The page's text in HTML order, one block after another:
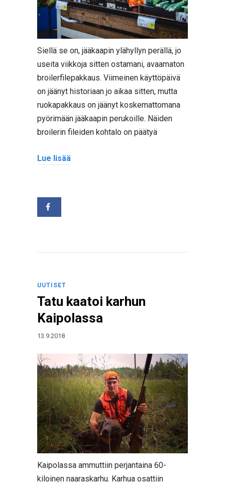
Siellä se on, jääkaapin ylähyllyn perällä, jo
useita viikkoja sitten ostamani, avaamaton
broilerfilepakkaus. Viimeinen käyttöpäivä
on jäänyt historiaan jo aikaa sitten, mutta
ruokapakkaus on jäänyt koskemattomana
pyörimään jääkaapin perukoille. Näiden
broilerin fileiden kohtalo on päätyä
Lue lisää
UUTISET
Tatu kaatoi karhun
Kaipolassa
13.9.2018
Kaipolassa ammuttiin perjantaina 60-
kiloinen naaraskarhu. Karhua osattiin